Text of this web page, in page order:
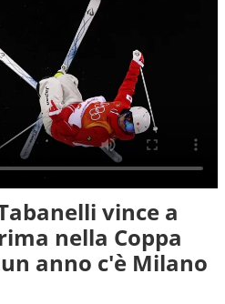
vince a
nella Coppa
anno c'è Milano